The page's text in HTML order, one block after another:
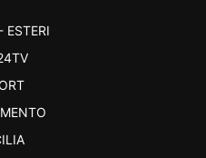
ESTERI